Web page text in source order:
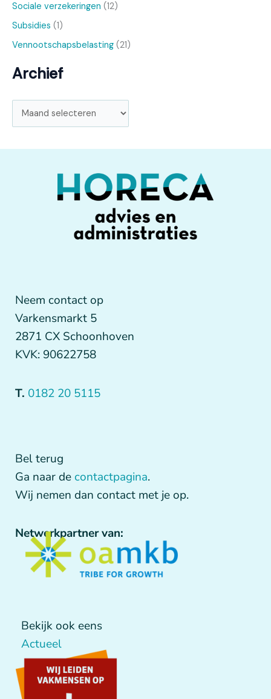
Sociale verzekeringen (12)
Subsidies (1)
Vennootschapsbelasting (21)
Archief
Neem contact op
Varkensmarkt 5
2871 CX Schoonhoven
KVK: 90622758
T. 0182 20 5115
Bel terug
Ga naar de contactpagina.
Wij nemen dan contact met je op.
Netwerkpartner van:
Bekijk ook eens
Actueel